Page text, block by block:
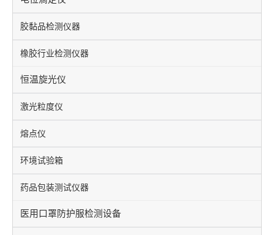
胶黏品检测仪器
橡胶行业检测仪器
恒温旋光仪
激光粒度仪
熔点仪
环境试验箱
药品包装测试仪器
医用口罩防护服检测设备